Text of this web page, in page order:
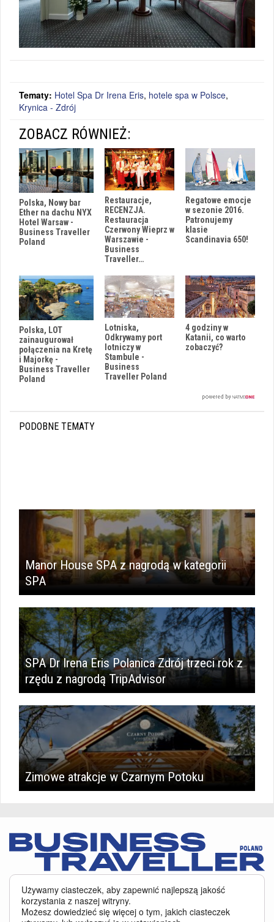
Tematy: Hotel Spa Dr Irena Eris, hotele spa w Polsce,
Krynica - Zdrój
ZOBACZ RÓWNIEŻ:
Polska, Nowy bar
Ether na dachu NYX
Hotel Warsaw -
Business Traveller
Poland
Restauracje,
RECENZJA.
Restauracja
Czerwony Wieprz w
Warszawie -
Business
Traveller…
Regatowe emocje
w sezonie 2016.
Patronujemy
klasie
Scandinavia 650!
Polska, LOT
zainaugurował
połączenia na Kretę
i Majorkę -
Business Traveller
Poland
Lotniska,
Odkrywamy port
lotniczy w
Stambule -
Business
Traveller Poland
4 godziny w
Katanii, co warto
zobaczyć?
PODOBNE TEMATY
Manor House SPA z nagrodą w kategorii
SPA
SPA Dr Irena Eris Polanica Zdrój trzeci rok z
rzędu z nagrodą TripAdvisor
Zimowe atrakcje w Czarnym Potoku
technologie o analogicznym charakterze, przede wszystkim w celu
zapewnienia Państwu najlepszej jakości oferowanych usług, a ponadto w
celach statystycznych i reklamowych. Korzystanie z serwisu oznacza, że pliki
Używamy ciasteczek, aby zapewnić najlepszą jakość
korzystania z naszej witryny.
Możesz dowiedzieć się więcej o tym, jakich ciasteczek